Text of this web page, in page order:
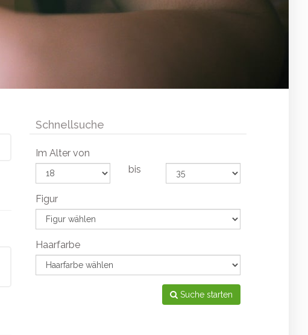
Schnellsuche
Im Alter von
bis
Figur
Haarfarbe
Suche starten